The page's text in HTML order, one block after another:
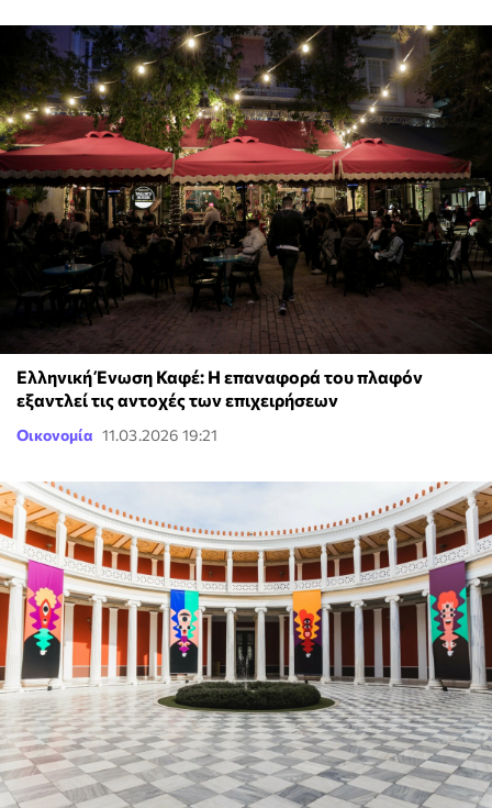
Ελληνική Ένωση Καφέ: Η επαναφορά του πλαφόν
εξαντλεί τις αντοχές των επιχειρήσεων
Οικονομία 11.03.2026 19:21